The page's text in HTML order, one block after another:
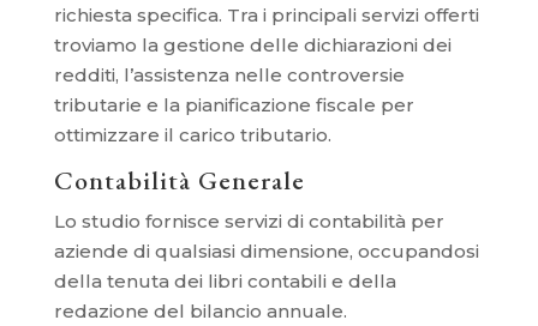
richiesta specifica. Tra i principali servizi offerti
troviamo la gestione delle dichiarazioni dei
redditi, l’assistenza nelle controversie
tributarie e la pianificazione fiscale per
ottimizzare il carico tributario.
Contabilità Generale
Lo studio fornisce servizi di contabilità per
aziende di qualsiasi dimensione, occupandosi
della tenuta dei libri contabili e della
redazione del bilancio annuale.